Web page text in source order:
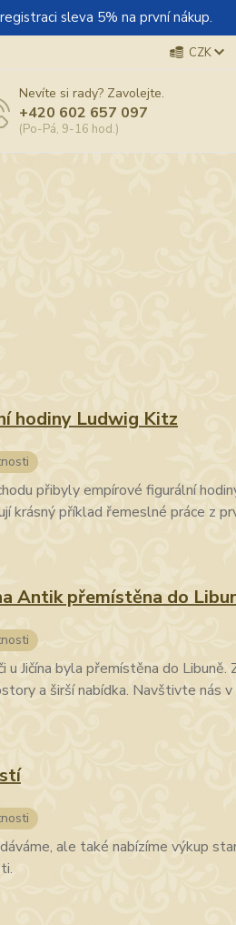
sleva 5% na první nákup.
CZK
Nevíte si rady? Zavolejte.
+420 602 657 097
(Po-Pá, 9-16 hod.)
hodiny Ludwig Kitz
přibyly empírové figurální
krásný příklad řemeslné práce z
Antik přemístěna do
u Jičína byla přemístěna do Libuně.
a širší nabídka. Navštivte nás v
ale také nabízíme výkup